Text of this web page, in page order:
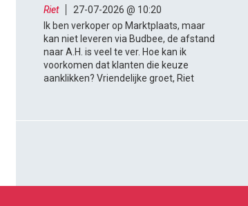
Riet
27-07-2026 @ 10:20
Ik ben verkoper op Marktplaats, maar
kan niet leveren via Budbee, de afstand
naar A.H. is veel te ver. Hoe kan ik
voorkomen dat klanten die keuze
aanklikken? Vriendelijke groet, Riet